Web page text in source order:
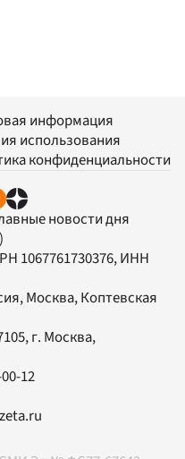
информация
использования
конфиденциальности
новости дня
1067761730376, ИНН
Москва, Коптевская
, г. Москва,
12